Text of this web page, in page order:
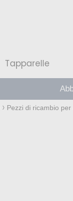
Tapparelle
Pezzi di ricambio